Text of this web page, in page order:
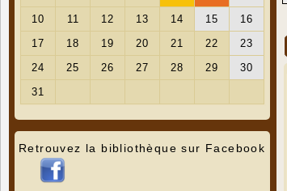
Retrouvez la bibliothèque sur Facebook